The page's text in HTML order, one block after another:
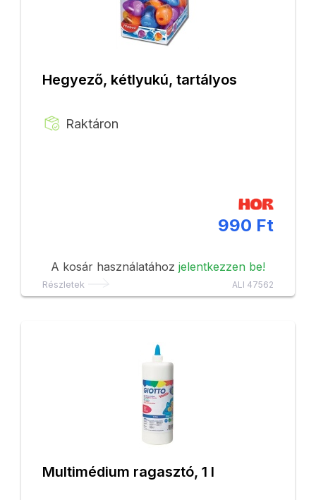
Hegyező, kétlyukú, tartályos
Raktáron
990 Ft
A kosár használatához jelentkezzen be!
Részletek ALI 47562
Multimédium ragasztó, 1 l